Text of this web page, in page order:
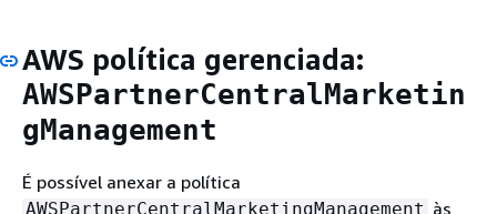
AWS política gerenciada:
AWSPartnerCentralMarketin
gManagement
É possível anexar a política
AWSPartnerCentralMarketingManagement às